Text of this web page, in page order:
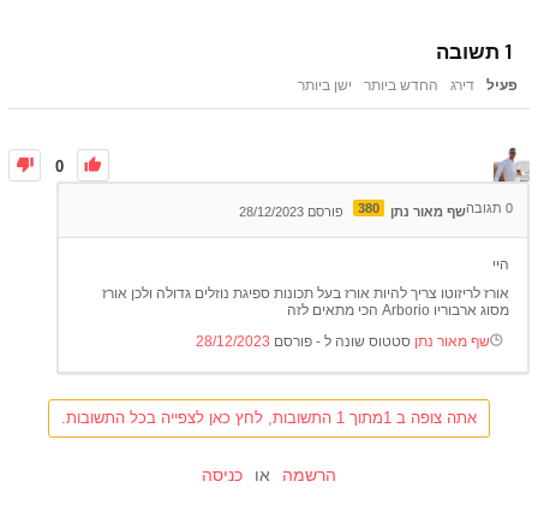
1 תשובה
פעיל דירג החדש ביותר ישן ביותר
0
שף מאור נתן 380 פורסם 28/12/2023 0 תגובה
היי
אורז לריזוטו צריך להיות אורז בעל תכונות ספיגת נוזלים גדולה ולכן אורז
מסוג ארבוריו Arborio הכי מתאים לזה
שף מאור נתן סטטוס שונה ל - פורסם 28/12/2023
אתה צופה ב 1מתוך 1 התשובות, לחץ כאן לצפייה בכל התשובות.
הרשמה או כניסה